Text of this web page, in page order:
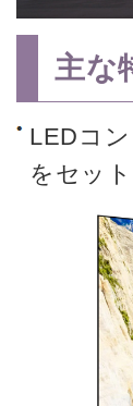
主な
LEDコ
をセッ